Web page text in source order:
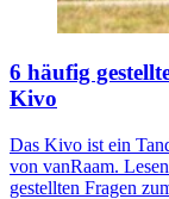
6 häufig
Kivo
Das Kivo ist ein
von vanRaam.
gestellten Fragen